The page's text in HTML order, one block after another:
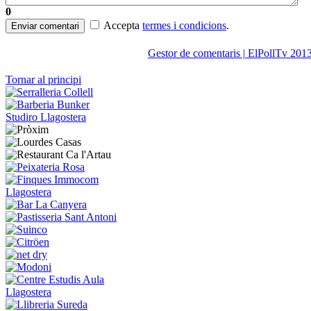
0
Enviar comentari Accepta termes i condicions.
Gestor de comentaris | ElPollTv
Tornar al principi